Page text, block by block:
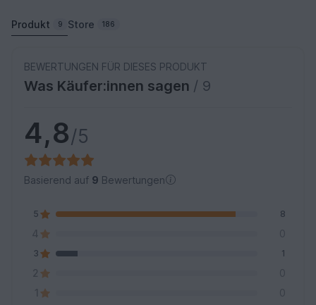
Produkt 9 Store 186
BEWERTUNGEN FÜR DIESES PRODUKT
Was Käufer:innen sagen / 9
4,8/5
Basierend auf 9 Bewertungen
5 8
4 0
3 1
2
0
1
0